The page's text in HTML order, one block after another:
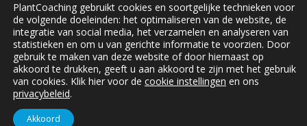
CopyrightPlantCoaching|Privacybeleid|Disclaimer|
Rendierweg 17, 8251 PE Dronten | Tel. +31 (0)6 38 63 80
PlantCoaching gebruikt cookies en soortgelijke technieken voor
de volgende doeleinden: het optimaliseren van de website, de
integratie van social media, het verzamelen en analyseren van
statistieken en om u van gerichte informatie te voorzien. Door
gebruik te maken van deze website of door hiernaast op
akkoord te drukken, geeft u aan akkoord te zijn met het gebruik
van cookies. Klik hier voor de cookie instellingen en ons
privacybeleid.
Akkoord